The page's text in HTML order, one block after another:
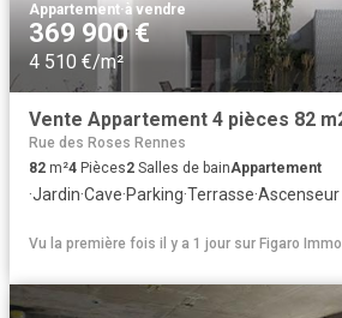
Appartement·à vendre
369 900 €
4 510 €/m²
Rue des Roses Rennes
82 m²4 Pièces2 Salles de bainAppartement
·Jardin·Cave·Parking·Terrasse·Ascenseur
Vu la première fois il y a 1 jour sur Figaro Immo